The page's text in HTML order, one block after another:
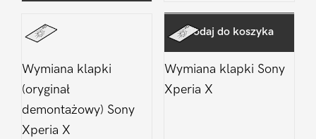
Dodaj do koszyka
Wymiana klapki
(oryginał
demontażowy) Sony
Xperia X
Wymiana klapki Sony
Xperia X